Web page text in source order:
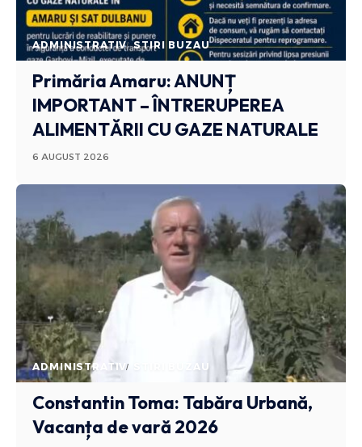
ADMINISTRATIV STIRI BUZAU
Primăria Amaru: ANUNȚ
IMPORTANT – ÎNTRERUPEREA
ALIMENTĂRII CU GAZE NATURALE
6 AUGUST 2026
ADMINISTRATIV STIRI BUZAU
Constantin Toma: Tabăra Urbană,
Vacanța de vară 2026